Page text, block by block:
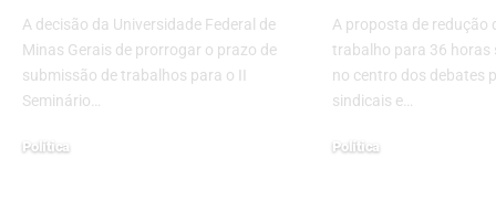
A decisão da Universidade Federal de
Minas Gerais de prorrogar o prazo de
submissão de trabalhos para o II
Seminário…
Política
A proposta de redução
trabalho para 36 horas
no centro dos debates
sindicais e…
Política